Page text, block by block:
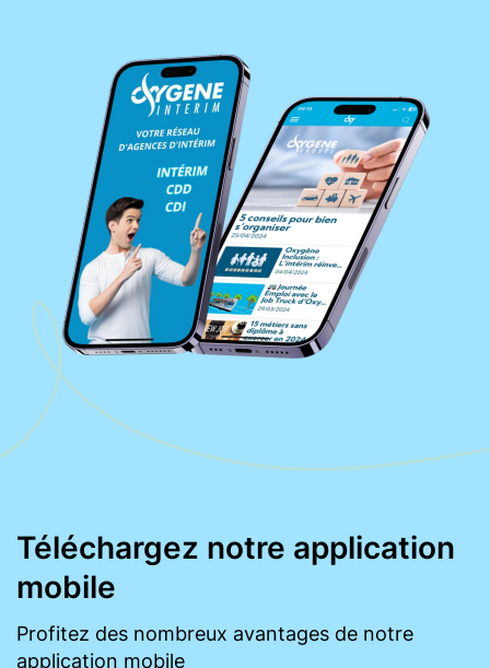
Téléchargez notre application
mobile
Profitez des nombreux avantages de notre
application mobile